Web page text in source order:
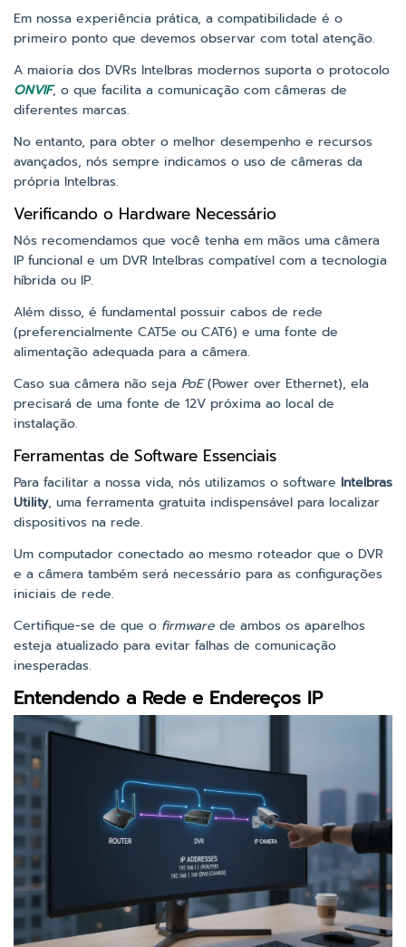
Em nossa experiência prática, a compatibilidade é o
primeiro ponto que devemos observar com total atenção.
A maioria dos DVRs Intelbras modernos suporta o protocolo
ONVIF, o que facilita a comunicação com câmeras de
diferentes marcas.
No entanto, para obter o melhor desempenho e recursos
avançados, nós sempre indicamos o uso de câmeras da
própria Intelbras.
Verificando o Hardware Necessário
Nós recomendamos que você tenha em mãos uma câmera
IP funcional e um DVR Intelbras compatível com a tecnologia
híbrida ou IP.
Além disso, é fundamental possuir cabos de rede
(preferencialmente CAT5e ou CAT6) e uma fonte de
alimentação adequada para a câmera.
Caso sua câmera não seja PoE(Power over Ethernet), ela
precisará de uma fonte de 12V próxima ao local de
instalação.
Ferramentas de Software Essenciais
Para facilitar a nossa vida, nós utilizamos o software Intelbras
Utility, uma ferramenta gratuita indispensável para localizar
dispositivos na rede.
Um computador conectado ao mesmo roteador que o DVR
e a câmera também será necessário para as configurações
iniciais de rede.
Certifique-se de que o firmware de ambos os aparelhos
esteja atualizado para evitar falhas de comunicação
inesperadas.
Entendendo a Rede e Endereços IP